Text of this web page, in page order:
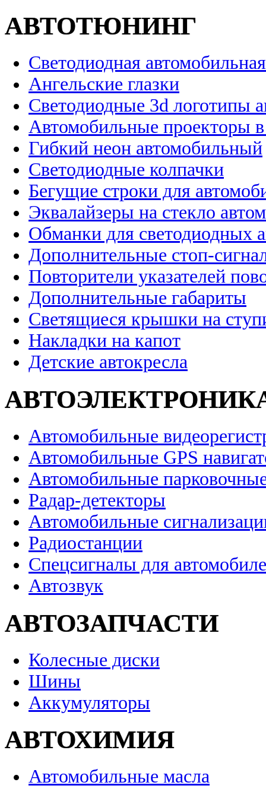
АВТОТЮНИНГ
Светодиодная
Ангельские глазки
Светодиодные 3d логотипы
Автомобильные проекторы
Гибкий неон автомобильный
Светодиодные колпачки
Бегущие строки для
Эквалайзеры на стекло
Обманки для светодиодных
Дополнительные стоп-
Повторители указателей
Дополнительные габариты
Светящиеся крышки на
Накладки на капот
Детские автокресла
Автомобильные
Автомобильные GPS
Автомобильные
Радар-детекторы
Автомобильные
Радиостанции
Спецсигналы для
Автозвук
АВТОЗАПЧАСТИ
Колесные диски
Шины
Аккумуляторы
АВТОХИМИЯ
Автомобильные масла